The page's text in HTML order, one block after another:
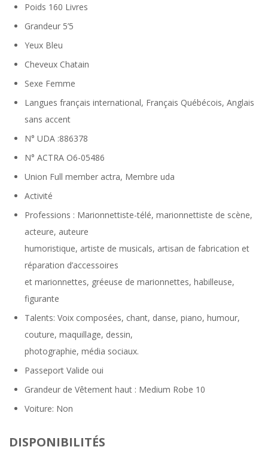
Poids 160 Livres
Grandeur 5’5
Yeux Bleu
Cheveux Chatain
Sexe Femme
Langues français international, Français Québécois, Anglais
sans accent
N° UDA :886378
N° ACTRA O6-05486
Union Full member actra, Membre uda
Activité
Professions : Marionnettiste-télé, marionnettiste de scène,
acteure, auteure
humoristique, artiste de musicals, artisan de fabrication et
réparation d’accessoires
et marionnettes, gréeuse de marionnettes, habilleuse,
figurante
Talents: Voix composées, chant, danse, piano, humour,
couture, maquillage, dessin,
photographie, média sociaux.
Passeport Valide oui
Grandeur de Vêtement haut : Medium Robe 10
Voiture: Non
DISPONIBILITÉS